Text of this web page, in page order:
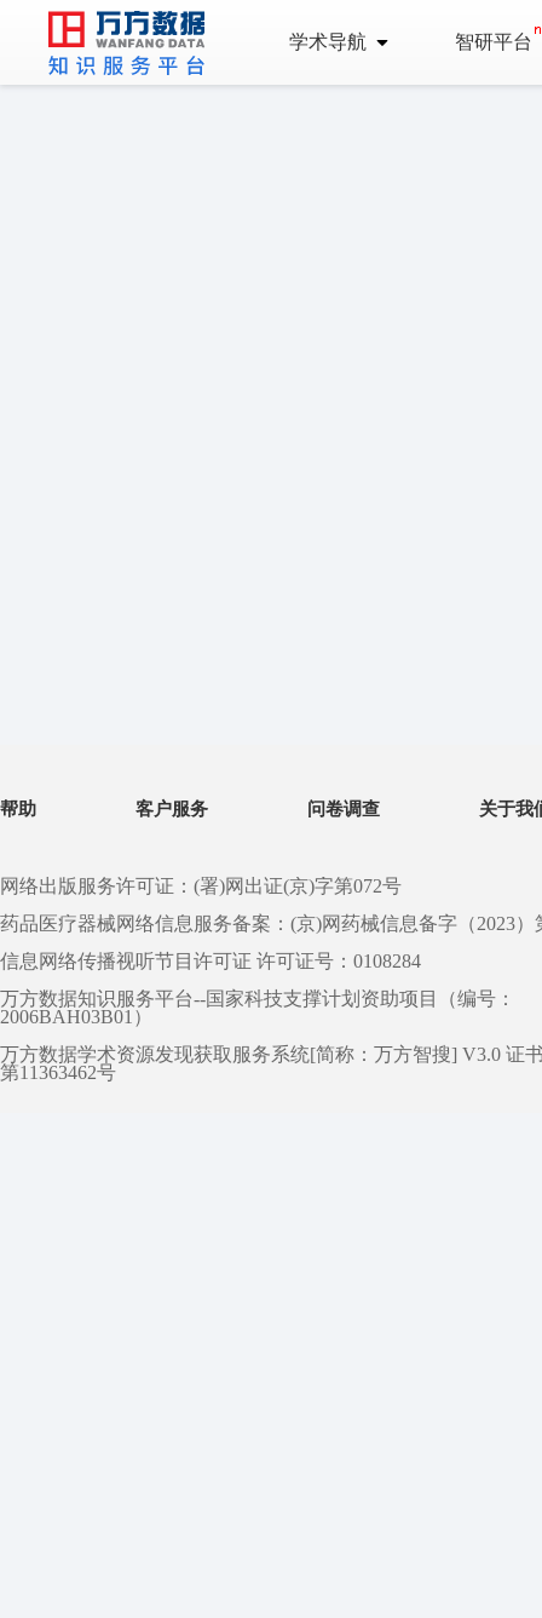
学术导航 智研平台
帮助 客户服务 问卷调查 关于我
网络出版服务许可证：(署)网出证(京)字第072号
药品医疗器械网络信息服务备案：(京)网药械信息备字（2023）
信息网络传播视听节目许可证 许可证号：0108284
万方数据知识服务平台--国家科技支撑计划资助项目（编号：
2006BAH03B01）
万方数据学术资源发现获取服务系统[简称：万方智搜] V3.0 证
第11363462号